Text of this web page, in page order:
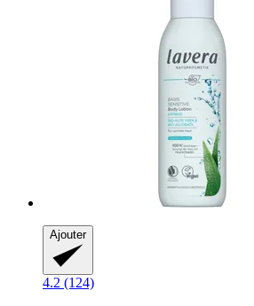
Ajouter
4.2 (124)